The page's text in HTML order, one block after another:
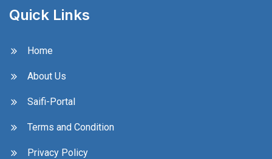
Quick Links
Home
About Us
Saifi-Portal
Terms and Condition
Privacy Policy